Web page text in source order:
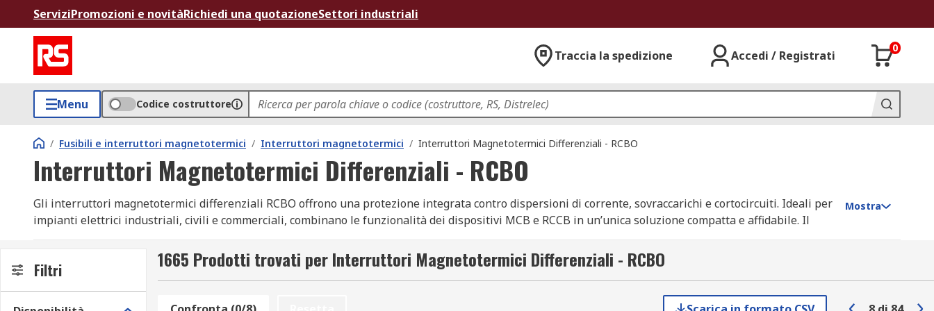
ServiziPromozioni e novitàRichiedi una quotazioneSettori industriali
Traccia la spedizione Accedi / Registrati
0
Menu Codice costruttore
/ Fusibili e interruttori magnetotermici / Interruttori magnetotermici / Interruttori Magnetotermici Differenziali - RCBO
Interruttori Magnetotermici Differenziali - RCBO
Gli interruttori magnetotermici differenziali RCBO offrono una protezione integrata contro dispersioni di corrente, sovraccarichi e cortocircuiti. Ideali per
impianti elettrici industriali, civili e commerciali, combinano le funzionalità dei dispositivi MCB e RCCB in un’unica soluzione compatta e affidabile. Il
quadri elettrici e sistemi complessi.
Vantaggi dell'utilizzo di RCBO
Mostra
Filtri 1665 Prodotti trovati per Interruttori Magnetotermici Differenziali - RCBO